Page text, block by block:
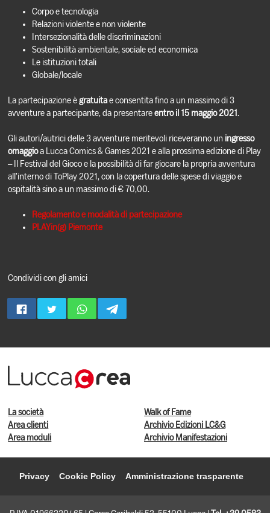
Corpo e tecnologia
Relazioni violente e non violente
Intersezionalità delle discriminazioni
Sostenibilità ambientale, sociale ed economica
Le istituzioni totali
Globale/locale
La partecipazione ègratuitae consentita fino a un massimo di 3
avventure a partecipante, da presentareentro il 15 maggio 2021.
Gli autori/autrici delle 3 avventure meritevoli riceveranno un ingresso
omaggioa Lucca Comics & Games 2021 e alla prossima edizione di Play
– Il Festival del Gioco e la possibilità di far giocare la propria avventura
all’interno di ToPlay 2021, con la copertura delle spese di viaggio e
ospitalità sino a un massimo di € 70,00.
Regolamento e modalità di partecipazione
PLAYin(g) Piemonte
Condividi con gli amici
La società
Area clienti
Area moduli
Walk of Fame
Archivio Edizioni LC&G
Archivio Manifestazioni
Privacy Cookie Policy Amministrazione trasparente